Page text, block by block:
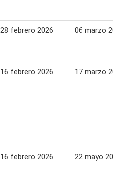
28 febrero 2026 06 marzo 2026
16 febrero 2026 17 marzo 2026
16 febrero 2026 22 mayo 2026